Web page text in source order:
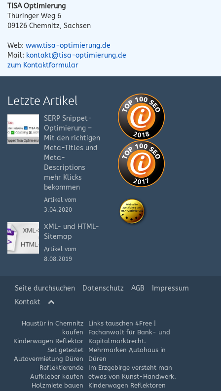
TISA Optimierung
Thüringer Weg 6
09126 Chemnitz, Sachsen
Web: www.tisa-optimierung.de
Mail: kontakt@tisa-optimierung.de
zum Kontaktformular
Letzte Artikel
SERP Snippet-
Optimierung –
Mit den richtigen
Meta-Titles und
Meta-
Descriptions
mehr Klicks
bekommen
Artikel vom
3.04.2020
XML- und HTML-
Sitemap
Artikel vom
8.08.2019
Seite durchsuchen Datenschutz AGB
Impressum
Kontakt
Haustür in Chemnitz
kaufen
Kinderwagen Reflektor
Set getestet
Autovermietung Düren
Reflektierende
Aufkleber kaufen
Holzmiete bauen
Links tauschen 4Free|
Fachanwalt für Bank- und
Kapitalmarktrecht.
Mehrmarken Autohaus in
Düren
Im Erzgebirge versteht man
etwas von Kunst-Handwerk.
Kinderwagen Reflektoren